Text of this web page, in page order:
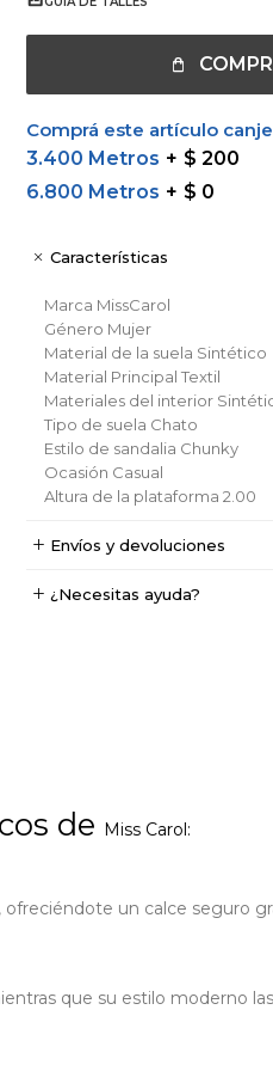
Comprá este artículo
3.400 Metros
$ 200
6.800 Metros $ 0
Características
Marca MissCarol
Género Mujer
Material de la suela Sintético
Material Principal Textil
Materiales del interior
Tipo de suela Chato
Estilo de sandalia Chunky
Ocasión Casual
Altura de la plataforma 2.00
Envíos y devoluciones
¿Necesitas ayuda?
de Miss Carol:
un calce seguro
que su estilo moderno